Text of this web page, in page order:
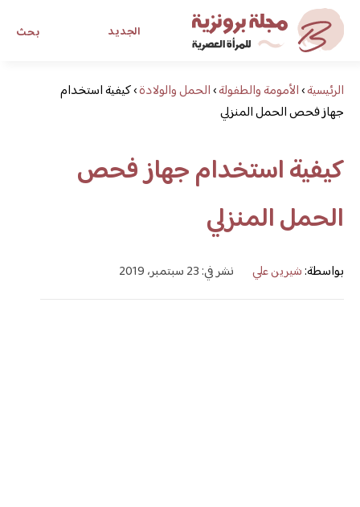
بحث الجديد
مجلة برونزية للفتاة العصريةالرئيسية›الأمومة والطفولة›الحمل والولادة›كيفية استخدام
جهاز فحص الحمل المنزلي
كيفية استخدام جهاز فحص
الحمل المنزلي
بواسطة:شيرين علي نشر في: 23 سبتمبر، 2019